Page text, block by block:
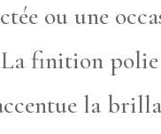
ou une
La finition
la